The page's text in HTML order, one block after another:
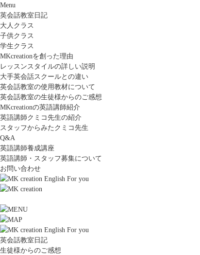
Menu
英会話教室日記
大人クラス
子供クラス
学生クラス
MKcreationを創った理由
レッスンスタイルの詳しい説明
大手英会話スクールとの違い
英会話教室の使用教材について
英会話教室の生徒様からのご感想
MKcreationの英語講師紹介
英語講師クミコ先生の紹介
スタッフからみたクミコ先生
Q&A
英語講師養成講座
英語講師・スタッフ募集について
お問い合わせ
英会話教室日記
生徒様からのご感想